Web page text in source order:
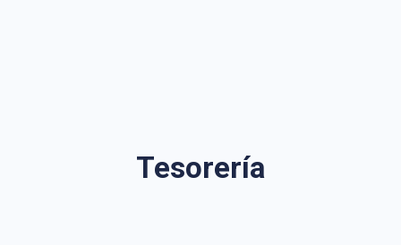
Tesorería